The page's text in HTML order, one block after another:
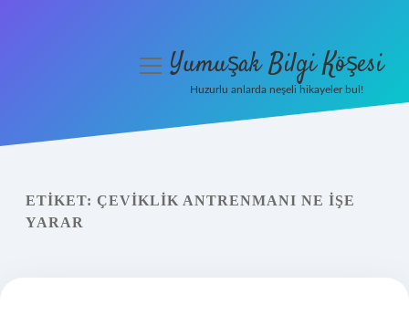
Yasal Uyarı
menüyüYumuşak Bilgi Köşesi
Huzurlu anlarda neşeli hikayeler bul!
ETIKET: ÇEVIKLIK ANTRENMANI NE IŞE
YARAR